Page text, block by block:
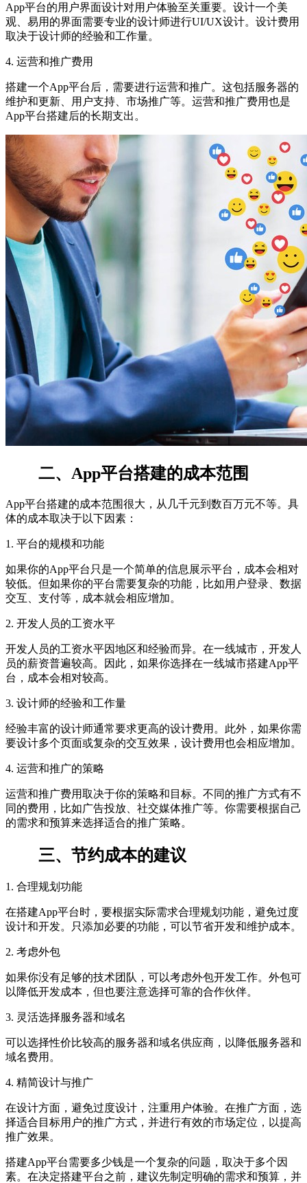
App平台的用户界面设计对用户体验至关重要。设计一个美
观、易用的界面需要专业的设计师进行UI/UX设计。设计费用
取决于设计师的经验和工作量。
4. 运营和推广费用
搭建一个App平台后，需要进行运营和推广。这包括服务器的
维护和更新、用户支持、市场推广等。运营和推广费用也是
App平台搭建后的长期支出。
二、App平台搭建的成本范围
App平台搭建的成本范围很大，从几千元到数百万元不等。具
体的成本取决于以下因素：
1. 平台的规模和功能
如果你的App平台只是一个简单的信息展示平台，成本会相对
较低。但如果你的平台需要复杂的功能，比如用户登录、数据
交互、支付等，成本就会相应增加。
2. 开发人员的工资水平
开发人员的工资水平因地区和经验而异。在一线城市，开发人
员的薪资普遍较高。因此，如果你选择在一线城市搭建App平
台，成本会相对较高。
3. 设计师的经验和工作量
经验丰富的设计师通常要求更高的设计费用。此外，如果你需
要设计多个页面或复杂的交互效果，设计费用也会相应增加。
4. 运营和推广的策略
运营和推广费用取决于你的策略和目标。不同的推广方式有不
同的费用，比如广告投放、社交媒体推广等。你需要根据自己
的需求和预算来选择适合的推广策略。
三、节约成本的建议
1. 合理规划功能
在搭建App平台时，要根据实际需求合理规划功能，避免过度
设计和开发。只添加必要的功能，可以节省开发和维护成本。
2. 考虑外包
如果你没有足够的技术团队，可以考虑外包开发工作。外包可
以降低开发成本，但也要注意选择可靠的合作伙伴。
3. 灵活选择服务器和域名
可以选择性价比较高的服务器和域名供应商，以降低服务器和
域名费用。
4. 精简设计与推广
在设计方面，避免过度设计，注重用户体验。在推广方面，选
择适合目标用户的推广方式，并进行有效的市场定位，以提高
推广效果。
搭建App平台需要多少钱是一个复杂的问题，取决于多个因
素。在决定搭建平台之前，建议先制定明确的需求和预算，并